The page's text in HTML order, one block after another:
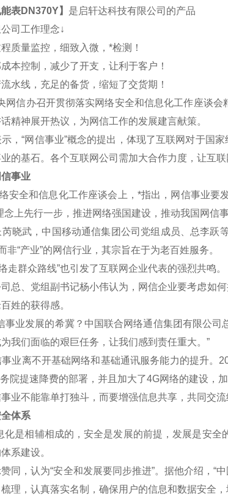
表DN370Y】 是启轩达科技有限公司的产品
司工作理念↓
质量监控，细致入微，*检测！
本控制，减少了开支，让利于客户！
水线，充足的备货，缩短了交货期！
网信办召开贯彻落实网络安全和信息化工作座谈
精神展开热议，为网信工作的发展建言献策。
“网信事业”概念的提出，体现了互联网对于国
的基石。各个互联网公司需加大合作力度，让互
事业
全和信息化工作座谈会上，*指出，网信事业要
念上先行一步，推进网络强国建设，推动我国网信
武，中国移动通信集团公司党组成员、总李跃
非“产业”的网信行业，其宗旨在于为老百姓服务。
群众路线”也引发了互联网企业代表的强烈共鸣。
、党组副书记杨小伟认为，网信企业要考虑如何
姓的获得感。
发展的希冀？中国联合网络通信集团有限公司
我们面临的艰巨任务，让我们感到责任重大。”
离不开基础网络和基础通讯服务能力的提升。
院提速降费的部署，并且加大了4G网络的建设，
不能靠单打独斗，而要增强信息共享，共同交流
体系
是相辅相成的，安全是发展的前提，发展是安全
系建设。
，认为“安全和发展要同步推进”。据他介绍，“
理，认真落实名制，确保用户的信息和数据安全，